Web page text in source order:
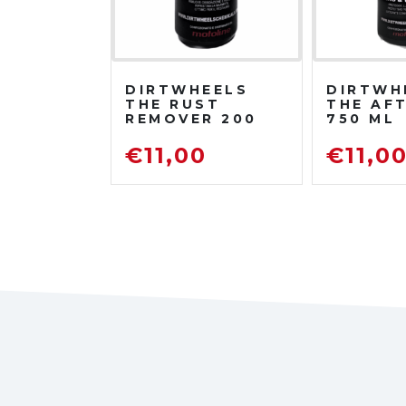
DIRTWHEELS
THE RUST
REMOVER 200
DISOSSIDANTE
RIMUOVI
€11,00
THE
750 ML
€11,00